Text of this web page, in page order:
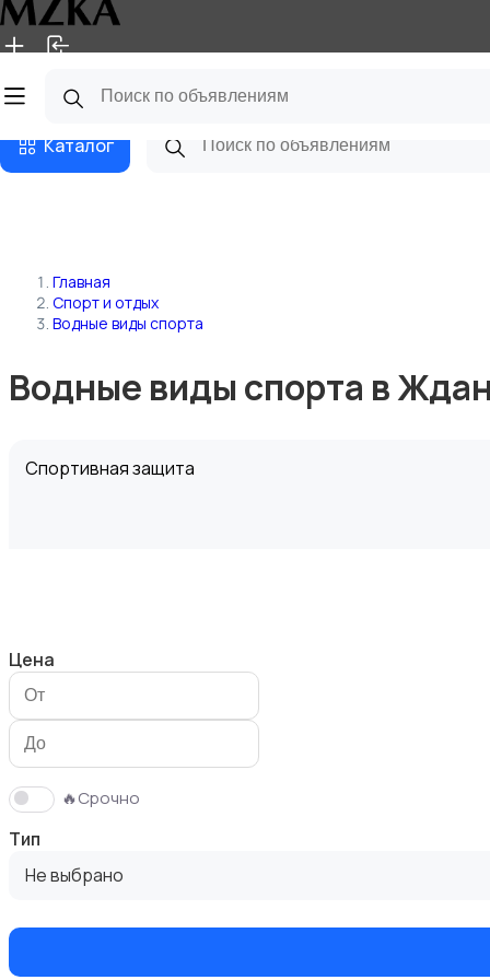
Главная Магазины
Каталог
Главная
Спорт и отдых
Водные виды спорта
Водные виды спорта в
Спортивная защита
Ролики и скейтбординг
Цена
🔥Срочно
Тип
Не выбрано